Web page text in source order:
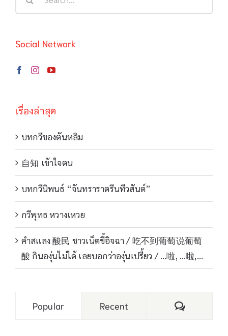
Social Network
เรื่องล่าสุด
บทกวีของตันหลิม
自知 เข้าใจตน
บทกวีนิพนธ์ “จันทราราตรีนทีวสันต์”
กวีพุทธ หวางเหวย
คำสแลง 酸民 ชาวเน็ตขี้อิจฉา / 吃不到葡萄说葡萄
酸 กินองุ่นไม่ได้ เลยบอกว่าองุ่นเปรี้ยว / …啦, …啦,…
Popular Recent Comments